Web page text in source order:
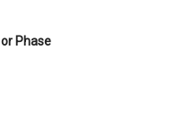
Phase